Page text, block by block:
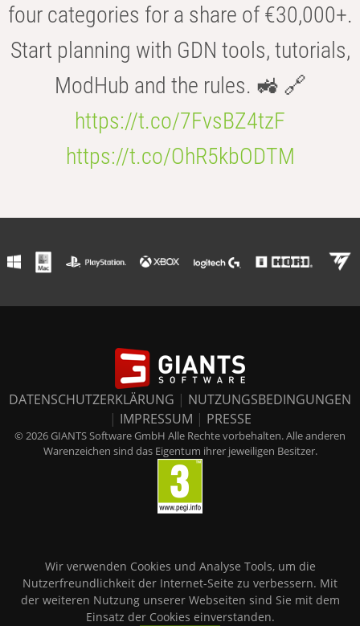
four categories for a share of €30,000+.
Start planning with GDN tools, tutorials,
ModHub and the rules. 🚜 🔗
https://t.co/7FvsBZ4tzF
https://t.co/OhR5kbODTM
DATENSCHUTZERKLÄRUNG | NUTZUNGSBEDINGUNGEN
| IMPRESSUM | PRESSE
© 2026 GIANTS Software GmbH Alle Rechte vorbehalten. Alle anderen
Warenzeichen sind das Eigentum ihrer jeweiligen Besitzer.
Wir verwenden Cookies und Analyse Tools, um die
Nutzerfreundlichkeit der Internet-Seite zu verbessern. Mit
der weiteren Nutzung unserer Webseiten sind Sie mit dem
Einsatz der Cookies einverstanden.